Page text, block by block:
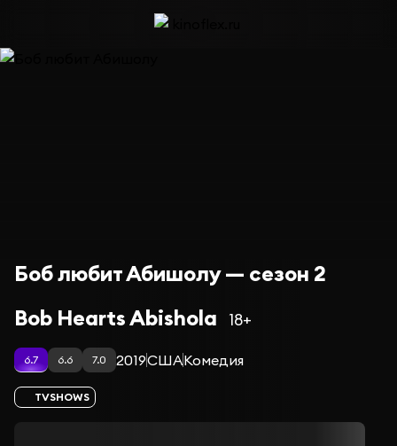
Боб любит Абишолу — сезон 2
Bob Hearts Abishola
18+
6.7 6.6 7.0 2019СШАКомедия
TVSHOWS